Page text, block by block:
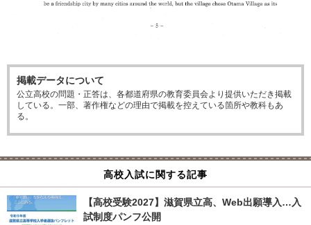
掲載データについて
公立高校の問題・正答は、各都道府県の教育委員会より提供いただき掲載
している。一部、著作権などの理由で掲載を控えている箇所や教科もあ
る。
高校入試に関する記事
【高校受験2027】滋賀県立高、Web出願導入…入
試制度パンフ公開